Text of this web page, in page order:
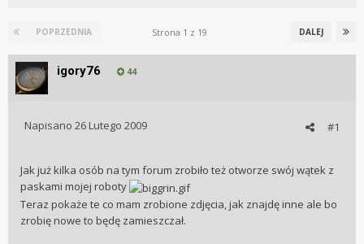
POPRZEDNIA DALEJ
Strona 1 z 19
igory76 44
#1
Napisano 26 Lutego 2009
Jak już kilka osób na tym forum zrobiło też otworze swój wątek z
paskami mojej roboty
Teraz pokaże te co mam zrobione zdjęcia, jak znajdę inne ale bo
zrobię nowe to będę zamieszczał.